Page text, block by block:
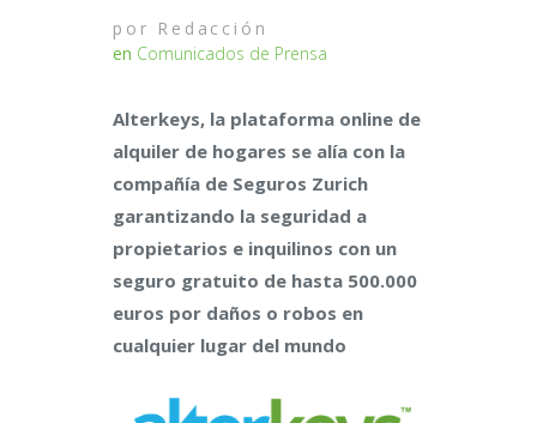
por Redacción
en Comunicados de Prensa
Alterkeys, la plataforma online de
alquiler de hogares se alía con la
compañía de Seguros Zurich
garantizando la seguridad a
propietarios e inquilinos con un
seguro gratuito de hasta 500.000
euros por daños o robos en
cualquier lugar del mundo